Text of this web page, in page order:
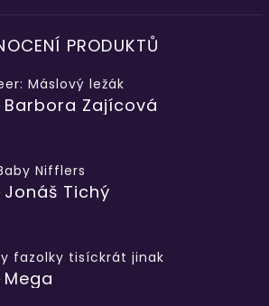
PRODUKTŮ
Máslový ležák
Barbora Zajícová
Nifflers
Jonáš Tichý
fazolky tisíckrát jinak
Mega